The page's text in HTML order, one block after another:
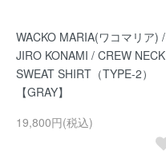
WACKO MARIA(ワコマリア) /
JIRO KONAMI / CREW NECK
SWEAT SHIRT（TYPE-2）
【GRAY】
19,800円(税込)